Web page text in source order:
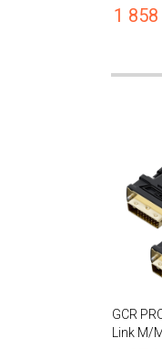
фольга/
1 858
GCR
Link M/